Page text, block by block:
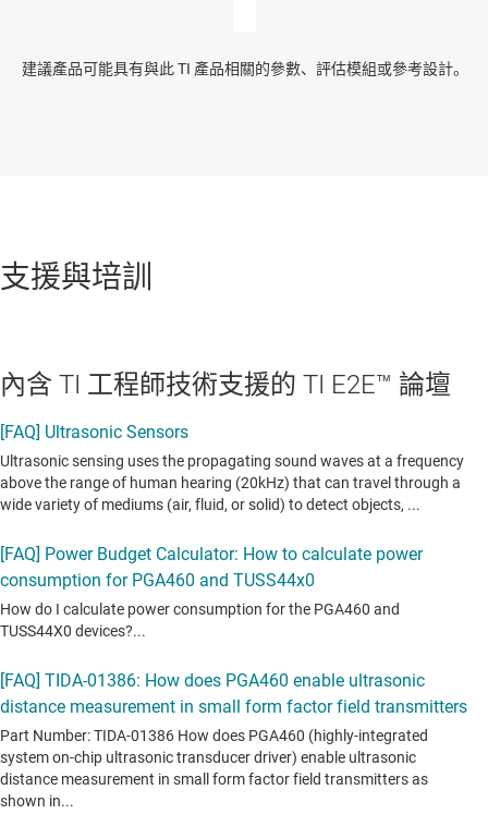
建議產品可能具有與此 TI 產品相關的參數、評估模組或參考設計。
支援與培訓
內含 TI 工程師技術支援的 TI E2E™ 論壇